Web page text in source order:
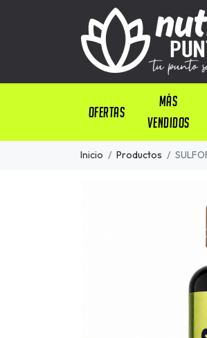
OFERTAS
Más
Vendidos
Inicio Productos